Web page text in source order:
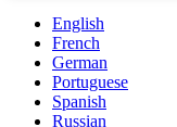
English
French
German
Portuguese
Spanish
Russian